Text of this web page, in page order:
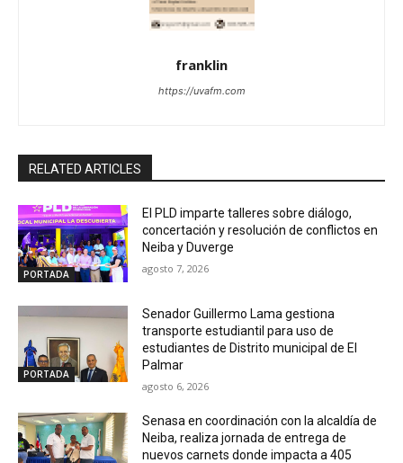
franklin
https://uvafm.com
RELATED ARTICLES
PORTADA
El PLD imparte talleres sobre diálogo,
concertación y resolución de conflictos en
Neiba y Duverge
agosto 7, 2026
PORTADA
Senador Guillermo Lama gestiona
transporte estudiantil para uso de
estudiantes de Distrito municipal de El
Palmar
agosto 6, 2026
Senasa en coordinación con la alcaldía de
Neiba, realiza jornada de entrega de
nuevos carnets donde impacta a 405